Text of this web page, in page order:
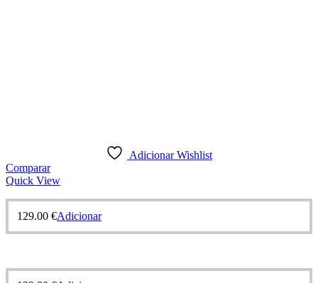
Adicionar Wishlist
Comparar
Quick View
129.00 €Adicionar